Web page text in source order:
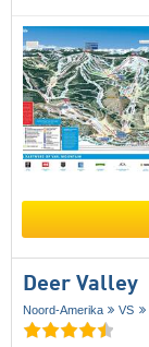
Deer Valley
Noord-Amerika VS